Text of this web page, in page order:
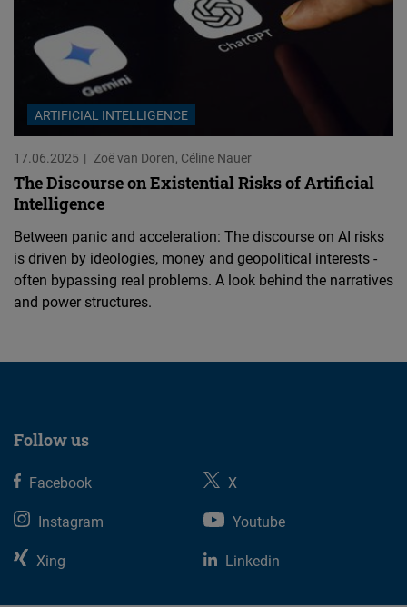
ARTIFICIAL INTELLIGENCE
17.06.2025 Zoë van Doren Céline Nauer
The Discourse on Existential Risks of Artificial
Intelligence
Between panic and acceleration: The discourse on AI risks
is driven by ideologies, money and geopolitical interests -
often bypassing real problems. A look behind the narratives
and power structures.
Follow us
Facebook
X
Instagram
Youtube
Xing
Linkedin